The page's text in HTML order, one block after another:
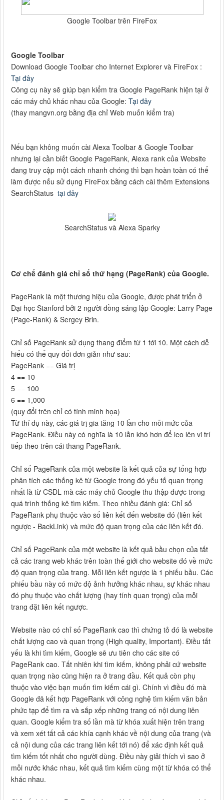
Google Toolbar trên FireFox
Google Toolbar
Download Google Toolbar cho Internet Explorer và FireFox :
Tại đây
Công cụ này sẽ giúp bạn kiểm tra Google PageRank hiện tại ở
các máy chủ khác nhau của Google: Tại đây
(thay mangvn.org bằng địa chỉ Web muốn kiểm tra)
Nếu bạn không muốn cài Alexa Toolbar & Google Toolbar
nhưng lại cần biết Google PageRank, Alexa rank của Website
đang truy cập một cách nhanh chóng thì bạn hoàn toàn có thể
làm được nếu sử dụng FireFox bằng cách cài thêm Extensions
SearchStatus tại đây
SearchStatus và Alexa Sparky
Cơ chế đánh giá chỉ số thứ hạng (PageRank) của Google.
PageRank là một thương hiệu của Google, được phát triển ở
Đại học Stanford bởi 2 người đồng sáng lập Google: Larry Page
(Page-Rank) & Sergey Brin.
Chỉ số PageRank sử dụng thang điểm từ 1 tới 10. Một cách dễ
hiểu có thể quy đổi đơn giản như sau:
PageRank == Giá trị
4 == 10
5 == 100
6 == 1,000
(quy đổi trên chỉ có tính minh họa)
Từ thí dụ này, các giá trị gia tăng 10 lần cho mỗi mức của
PageRank. Điều này có nghĩa là 10 lần khó hơn để leo lên vi trí
tiếp theo trên cái thang PageRank.
Chỉ số PageRank của một website là kết quả của sự tổng hợp
phân tích các thống kê từ Google trong đó yếu tố quan trọng
nhất là từ CSDL mà các máy chủ Google thu thập được trong
quá trình thống kê tìm kiếm. Theo nhiều đánh giá: Chỉ số
PageRank phụ thuộc vào số liên kết đến website đó (liên kết
ngược - BackLink) và mức độ quan trọng của các liên kết đó.
Chỉ số PageRank của một website là kết quả bầu chọn của tất
cả các trang web khác trên toàn thế giới cho website đó về mức
độ quan trọng của trang. Mỗi liên kết ngược là 1 phiếu bầu. Các
phiếu bầu này có mức độ ảnh hưởng khác nhau, sự khác nhau
đó phụ thuộc vào chất lượng (hay tính quan trọng) của mỗi
trang đặt liên kết ngược.
Website nào có chỉ số PageRank cao thì chứng tỏ đó là website
chất lượng cao và quan trọng (High quality, Important). Điều tất
yếu là khi tìm kiếm, Google sẽ ưu tiên cho các site có
PageRank cao. Tất nhiên khi tìm kiếm, không phải cứ website
quan trọng nào cũng hiện ra ở trang đầu. Kết quả còn phụ
thuộc vào việc bạn muốn tìm kiếm cái gì. Chính vì điều đó mà
Google đã kết hợp PageRank với công nghệ tìm kiếm văn bản
phức tạp để tìm ra và sắp xếp những trang có nội dung liên
quan. Google kiểm tra số lần mà từ khóa xuất hiện trên trang
và xem xét tất cả các khía cạnh khác về nội dung của trang (và
cả nội dung của các trang liên kết tới nó) để xác định kết quả
tìm kiếm tốt nhất cho người dùng. Điều này giải thích vì sao ở
mỗi nước khác nhau, kết quả tìm kiếm cùng một từ khóa có thể
khác nhau.